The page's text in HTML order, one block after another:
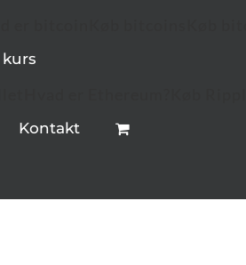
Kontakt